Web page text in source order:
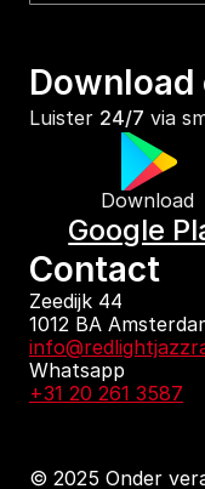
Luister 24/7 via
Download
Google
Contact
Zeedijk 44
1012 BA
Whatsapp
+31 20 261 3587
© 2025 Onder